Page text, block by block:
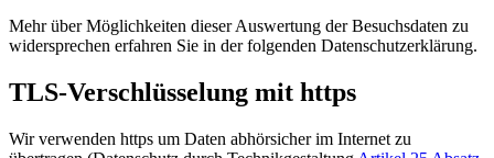
Mehr über Möglichkeiten dieser Auswertung der Besuchsdaten zu
widersprechen erfahren Sie in der folgenden Datenschutzerklärung.
TLS-Verschlüsselung mit https
Wir verwenden https um Daten abhörsicher im Internet zu